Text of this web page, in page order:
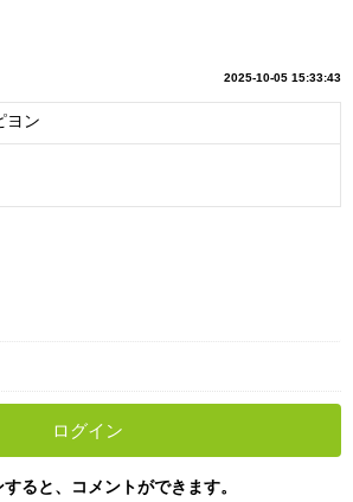
2025-10-05 15:33:43
ヨン
ログイン
すると、コメントができます。